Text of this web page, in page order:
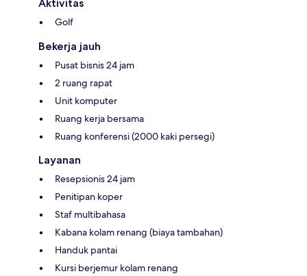
Aktivitas
Golf
Bekerja jauh
Pusat bisnis 24 jam
2 ruang rapat
Unit komputer
Ruang kerja bersama
Ruang konferensi (2000 kaki persegi)
Layanan
Resepsionis 24 jam
Penitipan koper
Staf multibahasa
Kabana kolam renang (biaya tambahan)
Handuk pantai
Kursi berjemur kolam renang